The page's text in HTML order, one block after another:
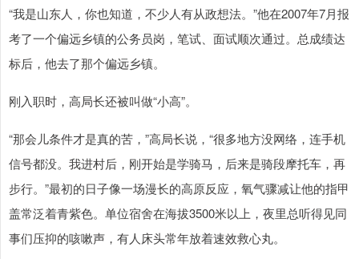
“我是山东人，你也知道，不少人有从政想法。”他在2007年7月报
考了一个偏远乡镇的公务员岗，笔试、面试顺次通过。总成绩达
标后，他去了那个偏远乡镇。
刚入职时，高局长还被叫做“小高”。
“那会儿条件才是真的苦，”高局长说，“很多地方没网络，连手机
信号都没。我进村后，刚开始是学骑马，后来是骑段摩托车，再
步行。”最初的日子像一场漫长的高原反应，氧气骤减让他的指甲
盖常泛着青紫色。单位宿舍在海拔3500米以上，夜里总听得见同
事们压抑的咳嗽声，有人床头常年放着速效救心丸。